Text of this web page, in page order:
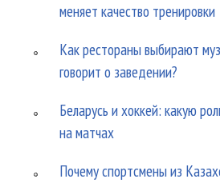
меняет качество тренировки
Как рестораны выбирают
говорит о заведении?
Беларусь и хоккей: какую
на матчах
Почему спортсмены из